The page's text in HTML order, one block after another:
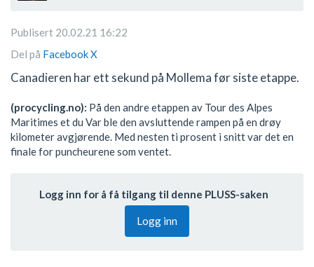
Publisert 20.02.21 16:22
Del på FacebookX
Canadieren har ett sekund på Mollema før siste etappe.
(procycling.no): På den andre etappen av Tour des Alpes
Maritimes et du Var ble den avsluttende rampen på en drøy
kilometer avgjørende. Med nesten ti prosent i snitt var det en
finale for puncheurene som ventet.
Logg inn for å få tilgang til denne PLUSS-saken
Logg inn